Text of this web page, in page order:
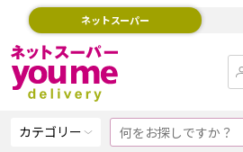
ネットスーパー
カテゴリー